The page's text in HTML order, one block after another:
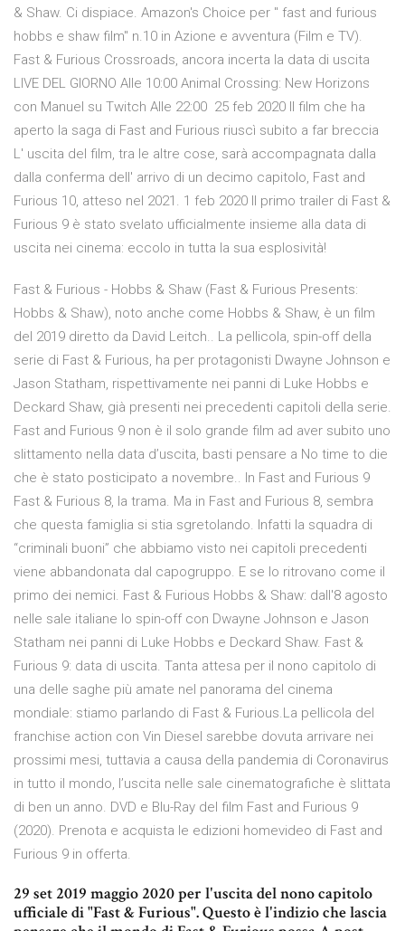
& Shaw. Ci dispiace. Amazon's Choice per " fast and furious
hobbs e shaw film" n.10 in Azione e avventura (Film e TV).
Fast & Furious Crossroads, ancora incerta la data di uscita
LIVE DEL GIORNO Alle 10:00 Animal Crossing: New Horizons
con Manuel su Twitch Alle 22:00 25 feb 2020 Il film che ha
aperto la saga di Fast and Furious riuscì subito a far breccia
L' uscita del film, tra le altre cose, sarà accompagnata dalla
dalla conferma dell' arrivo di un decimo capitolo, Fast and
Furious 10, atteso nel 2021. 1 feb 2020 Il primo trailer di Fast &
Furious 9 è stato svelato ufficialmente insieme alla data di
uscita nei cinema: eccolo in tutta la sua esplosività!
Fast & Furious - Hobbs & Shaw (Fast & Furious Presents:
Hobbs & Shaw), noto anche come Hobbs & Shaw, è un film
del 2019 diretto da David Leitch.. La pellicola, spin-off della
serie di Fast & Furious, ha per protagonisti Dwayne Johnson e
Jason Statham, rispettivamente nei panni di Luke Hobbs e
Deckard Shaw, già presenti nei precedenti capitoli della serie.
Fast and Furious 9 non è il solo grande film ad aver subito uno
slittamento nella data d’uscita, basti pensare a No time to die
che è stato posticipato a novembre.. In Fast and Furious 9
Fast & Furious 8, la trama. Ma in Fast and Furious 8, sembra
che questa famiglia si stia sgretolando. Infatti la squadra di
“criminali buoni” che abbiamo visto nei capitoli precedenti
viene abbandonata dal capogruppo. E se lo ritrovano come il
primo dei nemici. Fast & Furious Hobbs & Shaw: dall'8 agosto
nelle sale italiane lo spin-off con Dwayne Johnson e Jason
Statham nei panni di Luke Hobbs e Deckard Shaw. Fast &
Furious 9: data di uscita. Tanta attesa per il nono capitolo di
una delle saghe più amate nel panorama del cinema
mondiale: stiamo parlando di Fast & Furious.La pellicola del
franchise action con Vin Diesel sarebbe dovuta arrivare nei
prossimi mesi, tuttavia a causa della pandemia di Coronavirus
in tutto il mondo, l’uscita nelle sale cinematografiche è slittata
di ben un anno. DVD e Blu-Ray del film Fast and Furious 9
(2020). Prenota e acquista le edizioni homevideo di Fast and
Furious 9 in offerta.
29 set 2019 maggio 2020 per l'uscita del nono capitolo
ufficiale di "Fast & Furious". Questo è l'indizio che lascia